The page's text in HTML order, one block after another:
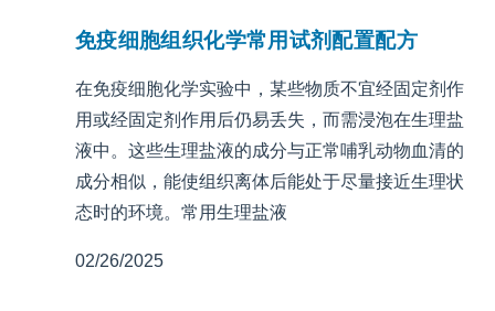
免疫细胞组织化学常用试剂配置配方
在免疫细胞化学实验中，某些物质不宜经固定剂作
用或经固定剂作用后仍易丢失，而需浸泡在生理盐
液中。这些生理盐液的成分与正常哺乳动物血清的
成分相似，能使组织离体后能处于尽量接近生理状
态时的环境。常用生理盐液
02/26/2025